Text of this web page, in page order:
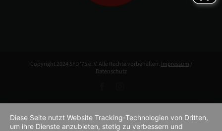
Copyright 2024 SFD '75 e. V. Alle Rechte vorbehalten.Impressum /
Datenschutz
Diese Seite nutzt Website Tracking-Technologien von Dritten,
um ihre Dienste anzubieten, stetig zu verbessern und